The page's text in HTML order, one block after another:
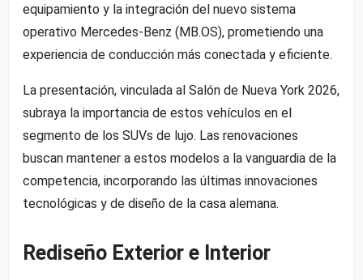
equipamiento y la integración del nuevo sistema
operativo Mercedes-Benz (MB.OS), prometiendo una
experiencia de conducción más conectada y eficiente.
La presentación, vinculada al Salón de Nueva York 2026,
subraya la importancia de estos vehículos en el
segmento de los SUVs de lujo. Las renovaciones
buscan mantener a estos modelos a la vanguardia de la
competencia, incorporando las últimas innovaciones
tecnológicas y de diseño de la casa alemana.
Rediseño Exterior e Interior